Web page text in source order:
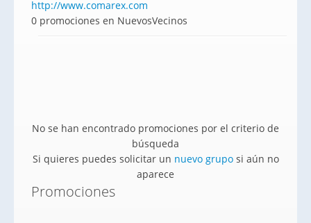
http://www.comarex.com
0 promociones en NuevosVecinos
No se han encontrado promociones por el criterio de
búsqueda
Si quieres puedes solicitar un nuevo gruposi aún no
aparece
Promociones